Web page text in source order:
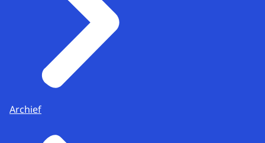
Archief